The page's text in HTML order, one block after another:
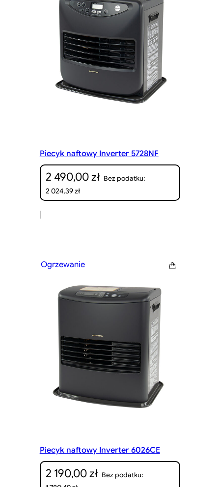
Piecyk naftowy Inverter 5728NF
2 490,00zł Bez podatku:
2 024,39zł
|
Ogrzewanie
Piecyk naftowy Inverter 6026CE
2 190,00zł Bez podatku: